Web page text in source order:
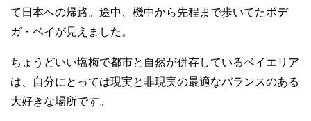
て日本への帰路。途中、機中から先程まで歩いてたボデ
ガ・ベイが見えました。
ちょうどいい塩梅で都市と自然が併存しているベイエリア
は、自分にとっては現実と非現実の最適なバランスのある
大好きな場所です。